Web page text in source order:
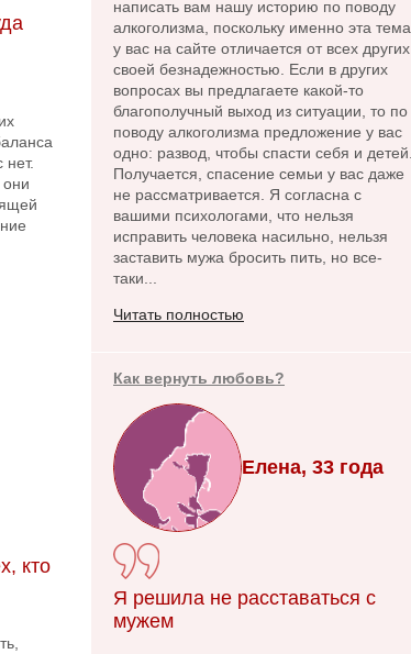
нет.
они
кто
написать вам нашу историю по поводу
алкоголизма, поскольку именно эта тема
у вас на сайте отличается от всех других
своей безнадежностью. Если в других
вопросах вы предлагаете какой-то
благополучный выход из ситуации, то по
поводу алкоголизма предложение у вас
одно: развод, чтобы спасти себя и детей.
Получается, спасение семьи у вас даже
не рассматривается. Я согласна с
вашими психологами, что нельзя
исправить человека насильно, нельзя
заставить мужа бросить пить, но все-
таки...
Читать полностью
Как вернуть любовь?
Елена, 33 года
Я решила не расставаться с
мужем